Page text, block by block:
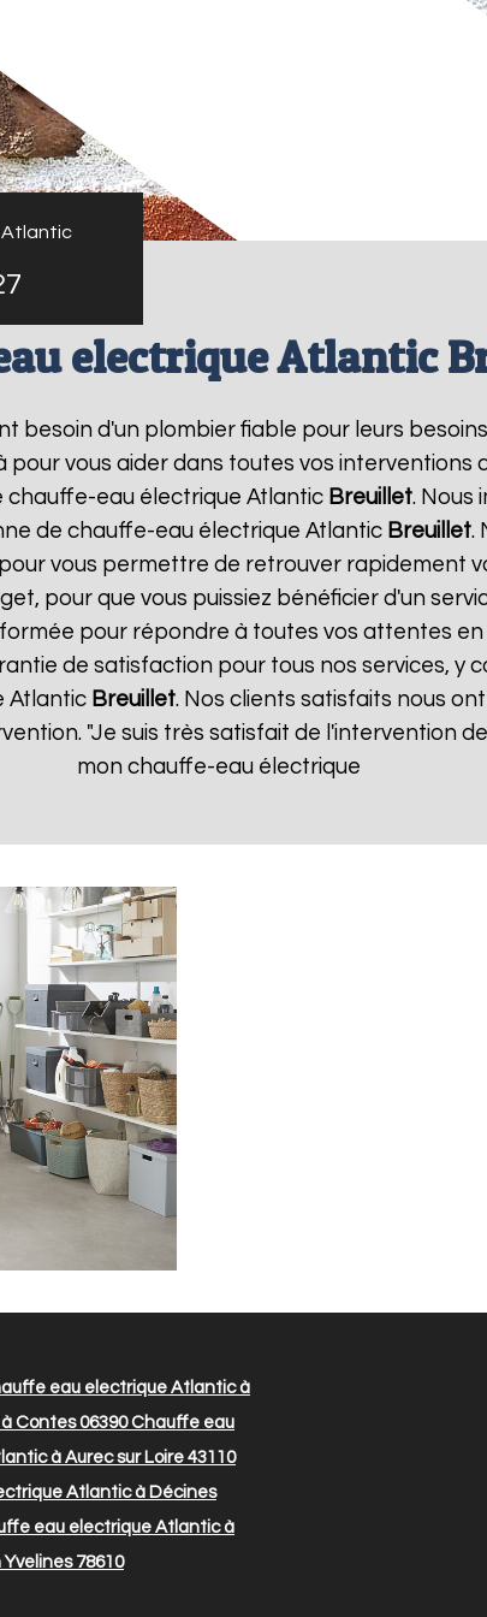
electrique Atlantic
besoin d'un plombier fiable pour leurs
pour vous aider dans toutes vos
chauffe-eau électrique Atlantic Breuillet. Nous
de chauffe-eau électrique Atlantic Breuillet.
vous permettre de retrouver rapidement
pour que vous puissiez bénéficier d'un
pour répondre à toutes vos attentes
de satisfaction pour tous nos services, y
Atlantic Breuillet. Nos clients satisfaits nous
"Je suis très satisfait de l'intervention
mon chauffe-eau électrique
eau electrique Atlantic à
Contes 06390Chauffe eau
à Aurec sur Loire 43110
Atlantic à Décines
eau electrique Atlantic à
78610